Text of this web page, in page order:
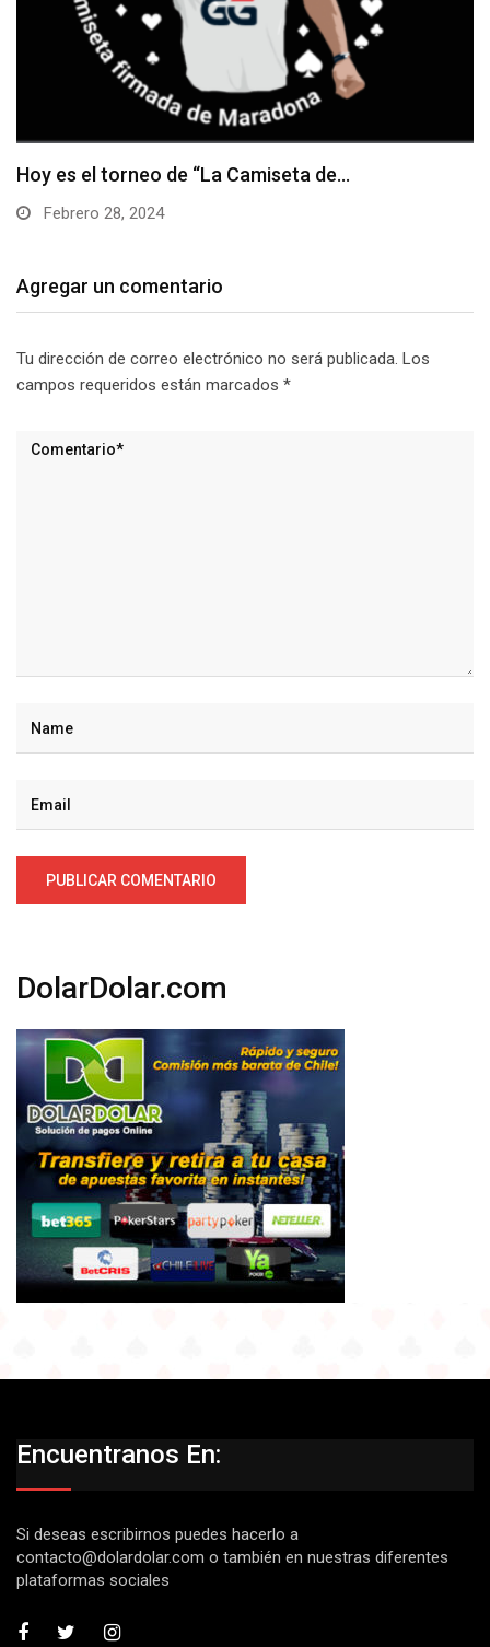
Game of Gold, episodio 10
Agregar un comentario
Tu dirección de correo electrónico no será publicada. Los
campos requeridos están marcados *
DolarDolar.com
Encuentranos En:
Si deseas escribirnos puedes hacerlo a
contacto@dolardolar.com o también en nuestras diferentes
plataformas sociales